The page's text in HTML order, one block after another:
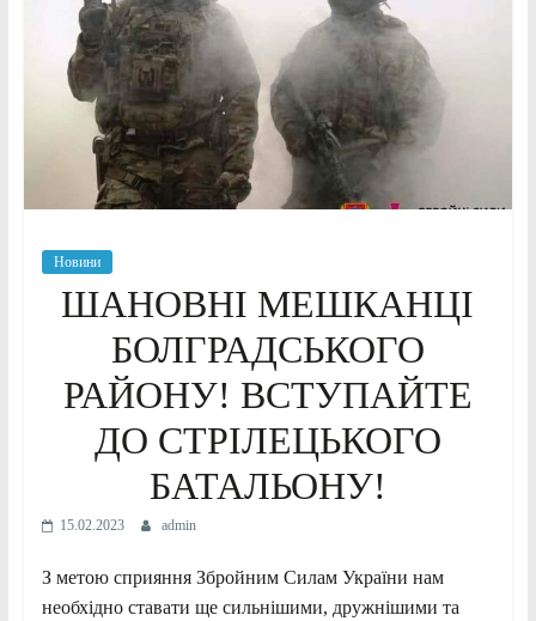
Новини
ШАНОВНІ МЕШКАНЦІ
БОЛГРАДСЬКОГО
РАЙОНУ! ВСТУПАЙТЕ
ДО СТРІЛЕЦЬКОГО
БАТАЛЬОНУ!
15.02.2023 admin
З метою сприяння Збройним Силам України нам
необхідно ставати ще сильнішими, дружнішими та